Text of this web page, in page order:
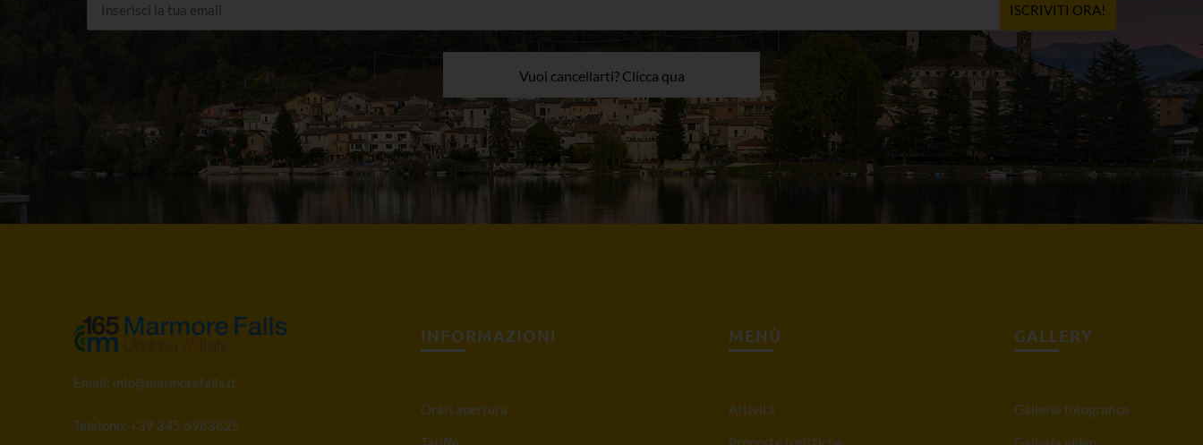
ISCRIVITI ORA!
Vuoi cancellarti? Clicca qua
Email: info@marmorefalls.it
Telefono: +39 345 6983825
INFORMAZIONI
Orari apertura
MENÙ
Attività
GALLERY
Galleria fotografica